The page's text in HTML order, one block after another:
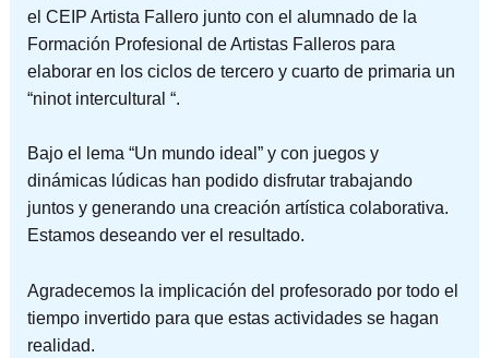
el CEIP Artista Fallero junto con el alumnado de la
Formación Profesional de Artistas Falleros para
elaborar en los ciclos de tercero y cuarto de primaria un
“ninot intercultural “.
Bajo el lema “Un mundo ideal” y con juegos y
dinámicas lúdicas han podido disfrutar trabajando
juntos y generando una creación artística colaborativa.
Estamos deseando ver el resultado.
Agradecemos la implicación del profesorado por todo el
tiempo invertido para que estas actividades se hagan
realidad.